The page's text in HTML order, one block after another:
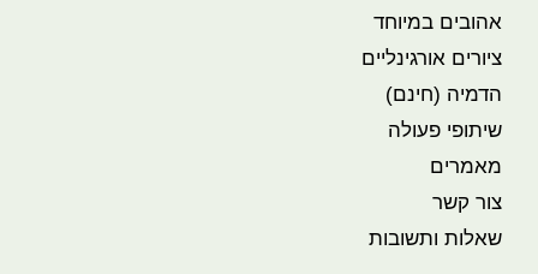
אהובים במיוחד
ציורים אורגינליים
הדמיה (חינם)
שיתופי פעולה
מאמרים
צור קשר
שאלות ותשובות